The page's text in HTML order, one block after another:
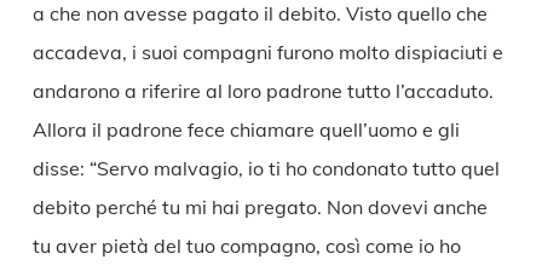
a che non avesse pagato il debito. Visto quello che
accadeva, i suoi compagni furono molto dispiaciuti e
andarono a riferire al loro padrone tutto l’accaduto.
Allora il padrone fece chiamare quell’uomo e gli
disse: “Servo malvagio, io ti ho condonato tutto quel
debito perché tu mi hai pregato. Non dovevi anche
tu aver pietà del tuo compagno, così come io ho